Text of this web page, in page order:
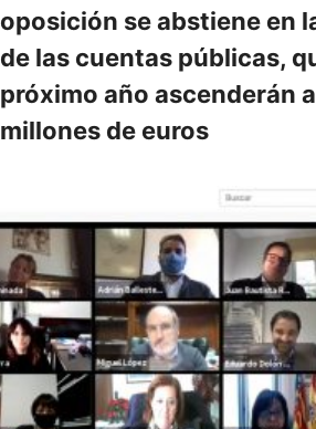
oposición se abstiene en
de las cuentas públicas,
próximo año ascenderán
millones de euros